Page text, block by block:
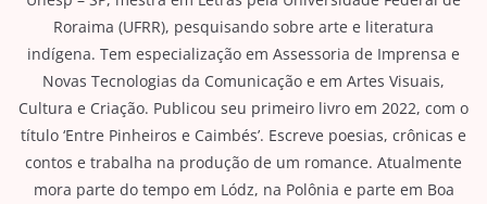
Roraima (UFRR), pesquisando sobre arte e literatura
indígena. Tem especialização em Assessoria de Imprensa e
Novas Tecnologias da Comunicação e em Artes Visuais,
Cultura e Criação. Publicou seu primeiro livro em 2022, com o
título ‘Entre Pinheiros e Caimbés’. Escreve poesias, crônicas e
contos e trabalha na produção de um romance. Atualmente
mora parte do tempo em Lódz, na Polônia e parte em Boa